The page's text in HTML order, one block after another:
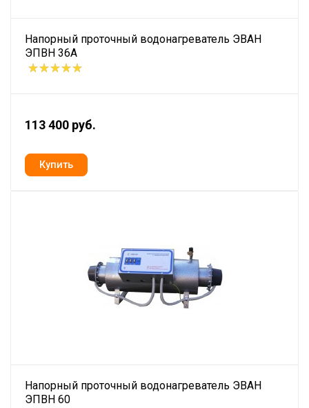
Напорный проточный водонагреватель ЭВАН
ЭПВН 36А
113 400 руб.
Напорный проточный водонагреватель ЭВАН
ЭПВН 60